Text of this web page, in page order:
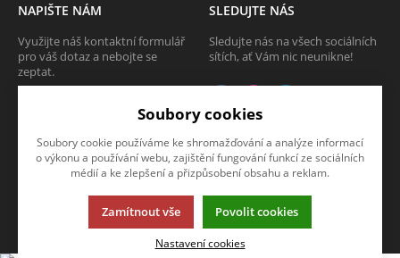
NAPIŠTE NÁM
Využijte náš kontaktní formulář
pro váš dotaz a nebojte se
zeptat.
SLEDUJTE NÁS
Sledujte nás na všech sociálních
sítích, ať Vám nic neunikne!
© 2013-2026 Internetový obchod TECAM PCV a.s.
K2 e-shop - První e-shop, který uřídí celou vaši firmu.
Soubory cookies
Soubory cookie používáme ke shromažďování a analýze informací
o výkonu a používání webu, zajištění fungování funkcí ze sociálních
médií a ke zlepšení a přizpůsobení obsahu a reklam.
Zamítnout vše Povolit cookies
Nastavení cookies